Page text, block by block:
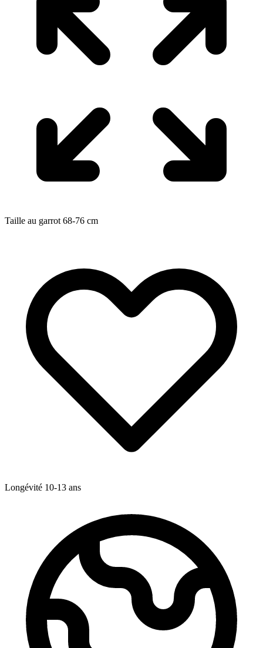
Taille au garrot 68-76 cm
Longévité 10-13 ans